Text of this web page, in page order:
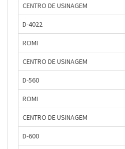
CENTRO DE USINAGEM
D-4022
ROMI
CENTRO DE USINAGEM
D-560
ROMI
CENTRO DE USINAGEM
D-600